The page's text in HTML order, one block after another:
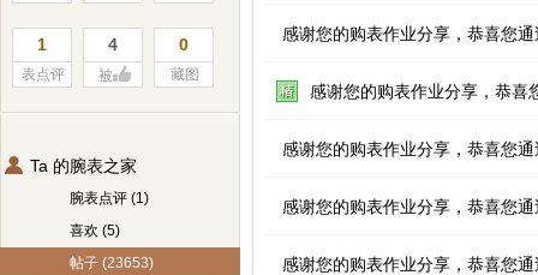
1
表点评
4
被
0
藏图
Ta 的腕表之家
腕表点评 (1)
喜欢 (5)
帖子 (23653)
感谢您的购表作业分享，恭喜您
感谢您的购表作业分享，恭喜
感谢您的购表作业分享，恭喜您
感谢您的购表作业分享，恭喜您
感谢您的购表作业分享，恭喜您